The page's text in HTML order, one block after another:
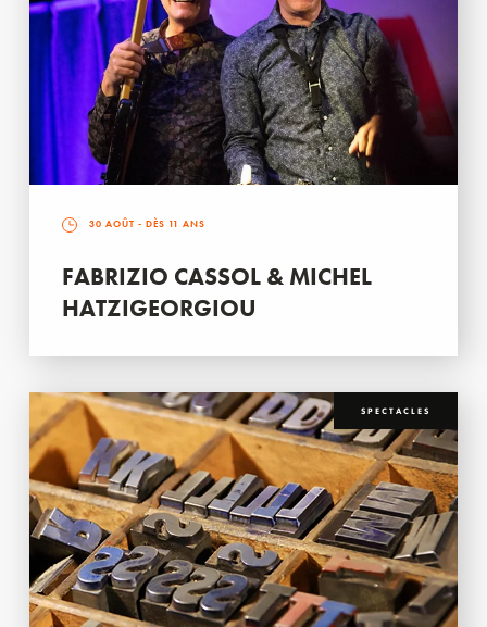
30 AOÛT - DÈS 11 ANS
FABRIZIO CASSOL & MICHEL
HATZIGEORGIOU
SPECTACLES